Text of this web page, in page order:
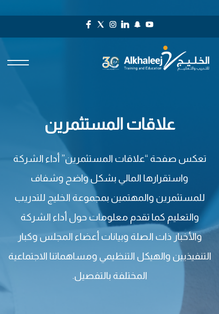
علاقات المستثمرين
تعكس صفحة “علاقات المستثمرين” أداء الشركة
واستقرارها المالي بشكل واضح وشفاف
للمستثمرين والمهتمين بمجموعة الخليج للتدريب
والتعليم كما تقدم معلومات حول أداء الشركة
والأخبار ذات الصلة وبيانات أعضاء المجلس وكبار
التنفيذيين والهيكل التنظيمي ومساهماتنا الاجتماعية
المختلفة بالتفصيل.